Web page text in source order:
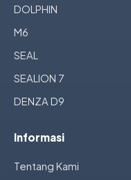
DOLPHIN
M6
SEAL
SEALION 7
DENZA D9
Informasi
Tentang Kami